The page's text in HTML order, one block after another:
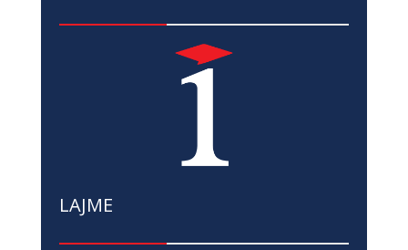
LAJME